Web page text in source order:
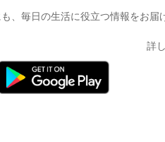
、毎日の生活に役立つ情報をお届
詳